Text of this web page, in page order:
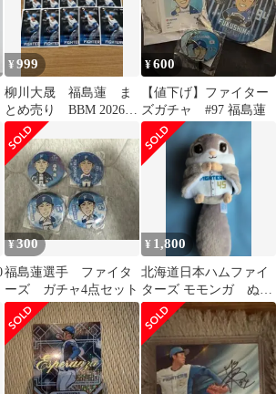
¥999
柳川大晟 福島蓮 ま
とめ売り BBM 2026
北海道日本ハムファイ
ターズ
¥600
【値下げ】ファイター
ズガチャ #97 福島蓮
¥300
福島蓮選手 ファイタ
ーズ ガチャ4点セット
¥ 1,800
北海道日本ハムファイ
ターズ モモンガ ぬい
ぐるみ 福島蓮 45